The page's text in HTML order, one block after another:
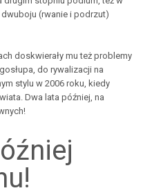
(rwanie i podrzut)
doskwierały mu też problemy
do rywalizacji na
stylu w 2006 roku, kiedy
Dwa lata później, na